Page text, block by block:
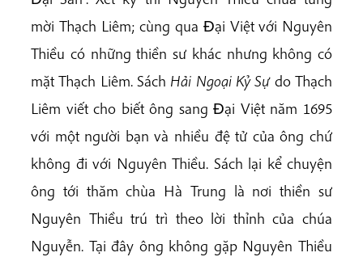
mời Thạch Liêm; cùng qua Ðại Việt với Nguyên
Thiều có những thiền sư khác nhưng không có
mặt Thạch Liêm. Sách Hải Ngoại Kỷ Sự do Thạch
Liêm viết cho biết ông sang Ðại Việt năm 1695
với một người bạn và nhiều đệ tử của ông chứ
không đi với Nguyên Thiều. Sách lại kể chuyện
ông tới thăm chùa Hà Trung là nơi thiền sư
Nguyên Thiều trú trì theo lời thỉnh của chúa
Nguyễn. Tại đây ông không gặp Nguyên Thiều